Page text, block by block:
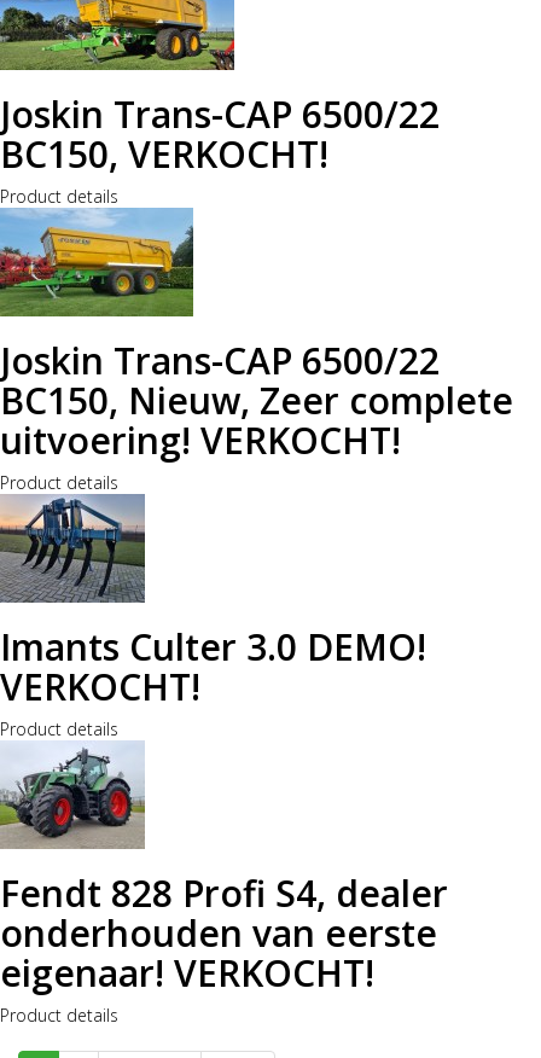
Joskin Trans-CAP 6500/22
BC150, VERKOCHT!
Product details
Joskin Trans-CAP 6500/22
BC150, Nieuw, Zeer complete
uitvoering! VERKOCHT!
Product details
Imants Culter 3.0 DEMO!
VERKOCHT!
Product details
Fendt 828 Profi S4, dealer
onderhouden van eerste
eigenaar! VERKOCHT!
Product details